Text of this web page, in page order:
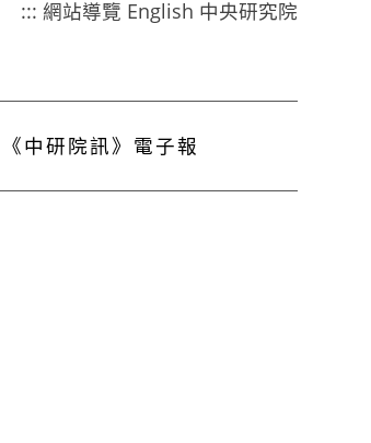
::: 網站導覽 English 中央研究院
《中研院訊》電子報